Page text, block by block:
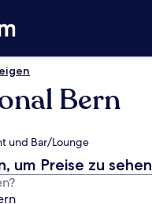
Bern
und Bar/Lounge
um Preise zu sehen